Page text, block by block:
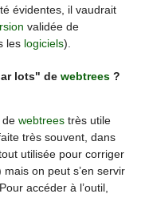
évidentes, il vaudrait
validée de
les logiciels).
lots" dewebtrees ?
webtreestrès utile
très souvent, dans
utilisée pour corriger
mais on peut s’en servir
accéder à l’outil,